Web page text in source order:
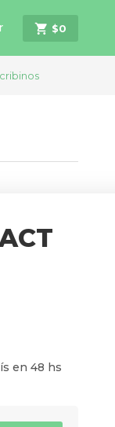
$0
en 48 hs